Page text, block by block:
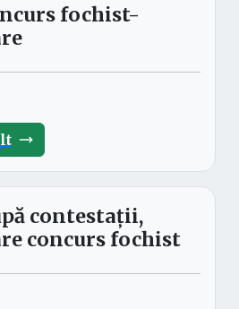
fochist-
contestații,
concurs fochist